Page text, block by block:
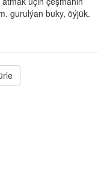
gurulýan buky, öýjük.